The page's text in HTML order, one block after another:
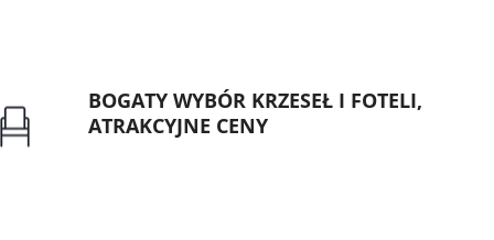
BOGATY WYBÓR KRZESEŁ I FOTELI,
ATRAKCYJNE CENY